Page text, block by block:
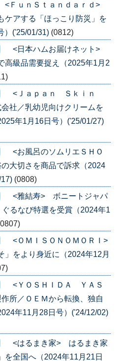
<ＦｕｎＳｔａｎｄａｒｄ>
ケアする「ほっこり防災」を
）('25/01/31) (0812)
<日本ハムお届けネット>
高級品需要捉え（2025年1月2
<Ｊａｐａｎ Ｓｋｉｎ
社／乳幼児向けクリームを
年1月16日号）('25/01/27)
<お風呂のソムリエＳＨＯ
大切さを商品で訴求（2024
(0808)
<雅結寿> ボニートジャパ
ぐるなび特選を受賞（2024年1
<ＯＭＩＳＯＮＯＭＯＲＩ>
をより身近に（2024年12月
<ＹＯＳＨＩＤＡ ＹＡＳ
所／ＯＥＭから転換、独自
年11月28日号）('24/12/02)
<はるまき家> はるまき家
を全国へ（2024年11月21日